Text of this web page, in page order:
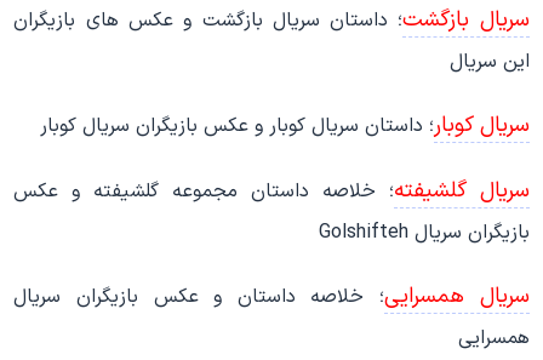
سریال بازگشت؛ داستان سریال بازگشت و عکس های بازیگران
این سریال
سریال کوبار؛ داستان سریال کوبار و عکس بازیگران سریال کوبار
سریال گلشیفته؛ خلاصه داستان مجموعه گلشیفته و عکس
بازیگران سریال Golshifteh
سریال همسرایی؛ خلاصه داستان و عکس بازیگران سریال
همسرایی